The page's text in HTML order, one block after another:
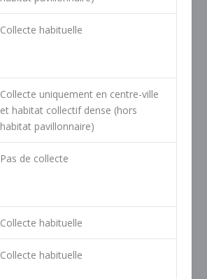
Collecte habituelle
Collecte uniquement en centre-ville
et habitat collectif dense (hors
habitat pavillonnaire)
Pas de collecte
Collecte habituelle
Collecte habituelle